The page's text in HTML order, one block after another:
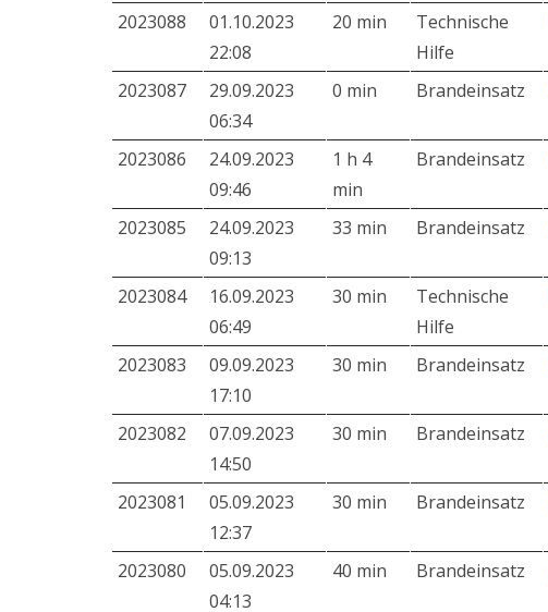
2023088
01.10.2023
22:08
20 min
Technische
Hilfe
2023087
29.09.2023
06:34
0 min Brandeinsatz
2023086
24.09.2023
09:46
1 h 4
min
Brandeinsatz
2023085
24.09.2023
09:13
33 min Brandeinsatz
2023084
16.09.2023
06:49
30 min
Technische
Hilfe
2023083
09.09.2023
17:10
30 min Brandeinsatz
2023082
07.09.2023
14:50
30 min Brandeinsatz
2023081
05.09.2023
12:37
30 min Brandeinsatz
2023080
05.09.2023
04:13
40 min Brandeinsatz